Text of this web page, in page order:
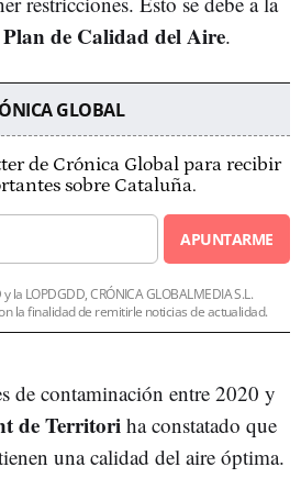
Plan de Calidad del Aire.
GLOBAL
de Crónica Global para recibir
sobre Cataluña.
APUNTARME
la LOPDGDD, CRÓNICA GLOBALMEDIA S.L.
la finalidad de remitirle noticias de actualidad.
de contaminación entre 2020 y
de Territori ha constatado que
una calidad del aire óptima.